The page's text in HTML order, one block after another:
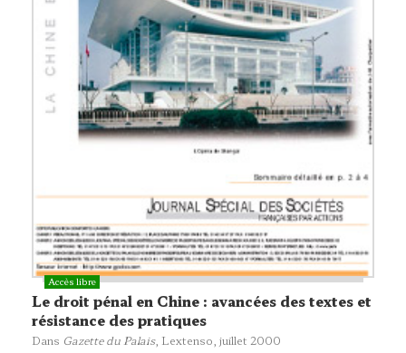
Le droit pénal en Chine : avancées des textes et
résistance des pratiques
Dans Gazette du Palais, Lextenso , juillet 2000